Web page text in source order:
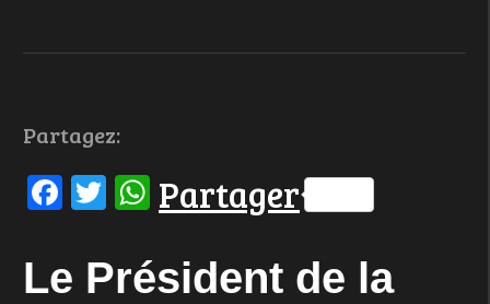
Partagez:
Facebook
Twitter
WhatsApp
Partager
Le Président de la